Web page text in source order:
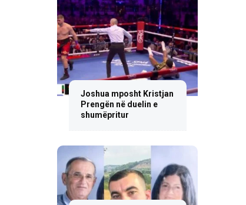
Joshua mposht Kristjan
Prengën në duelin e
shumëpritur